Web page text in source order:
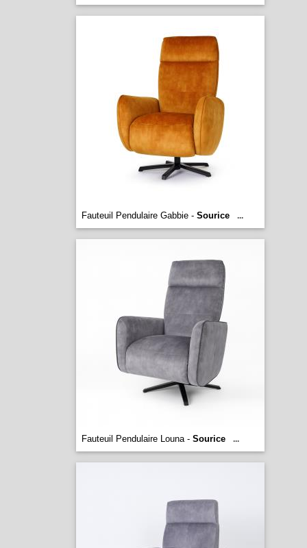
Fauteuil Pendulaire Gabbie - Sourice ...
Fauteuil Pendulaire Louna - Sourice ...